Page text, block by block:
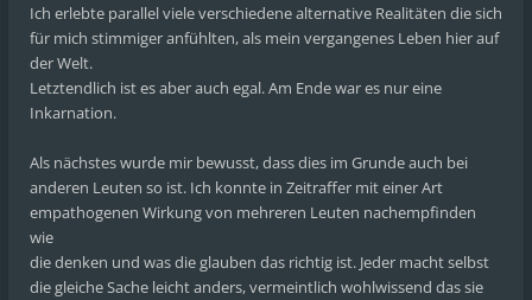
Ich erlebte parallel viele verschiedene alternative Realitäten die sich
für mich stimmiger anfühlten, als mein vergangenes Leben hier auf
der Welt.
Letztendlich ist es aber auch egal. Am Ende war es nur eine
Inkarnation.
Als nächstes wurde mir bewusst, dass dies im Grunde auch bei
anderen Leuten so ist. Ich konnte in Zeitraffer mit einer Art
empathogenen Wirkung von mehreren Leuten nachempfinden
wie
die denken und was die glauben das richtig ist. Jeder macht selbst
die gleiche Sache leicht anders, vermeintlich wohlwissend das sie